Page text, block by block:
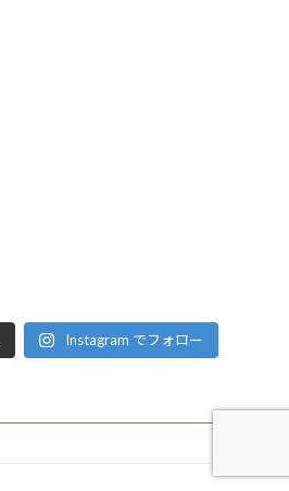
Instagram でフォロー